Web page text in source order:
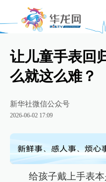
让儿童手表回
么就这么难？
新华社微信公众号
2026-06-02 17:09
给孩子戴上手表